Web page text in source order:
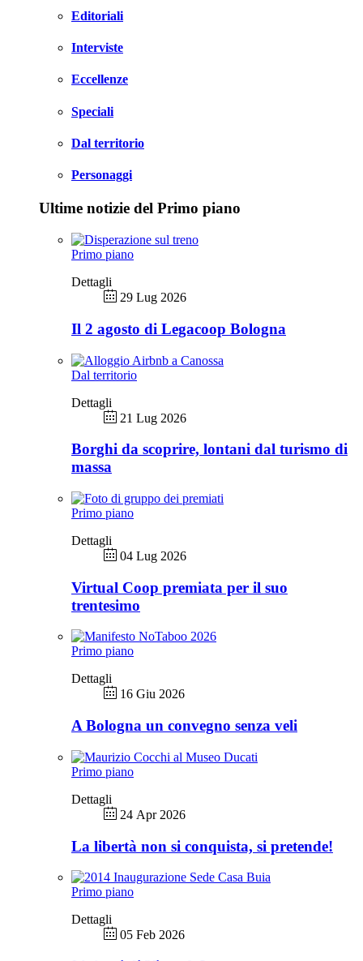
Editoriali
Interviste
Eccellenze
Speciali
Dal territorio
Personaggi
Ultime notizie del Primo piano
Primo piano
Dettagli
29 Lug 2026
Il 2 agosto di Legacoop Bologna
Dal territorio
Dettagli
21 Lug 2026
Borghi da scoprire, lontani dal turismo di
massa
Primo piano
Dettagli
04 Lug 2026
Virtual Coop premiata per il suo
trentesimo
Primo piano
Dettagli
16 Giu 2026
A Bologna un convegno senza veli
Primo piano
Dettagli
24 Apr 2026
La libertà non si conquista, si pretende!
Primo piano
Dettagli
05 Feb 2026